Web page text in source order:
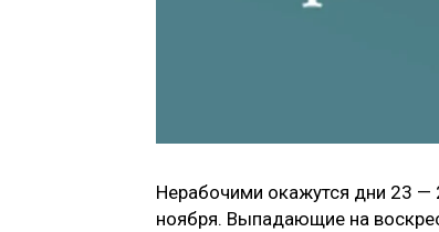
Нерабочими окажутся дни 23 —
ноября. Выпадающие на